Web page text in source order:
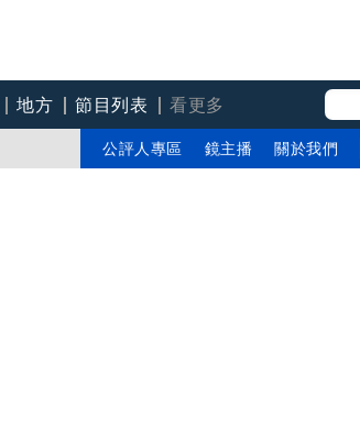
地方 節目列表
看更多
公評人專區 鏡主播 關於我們